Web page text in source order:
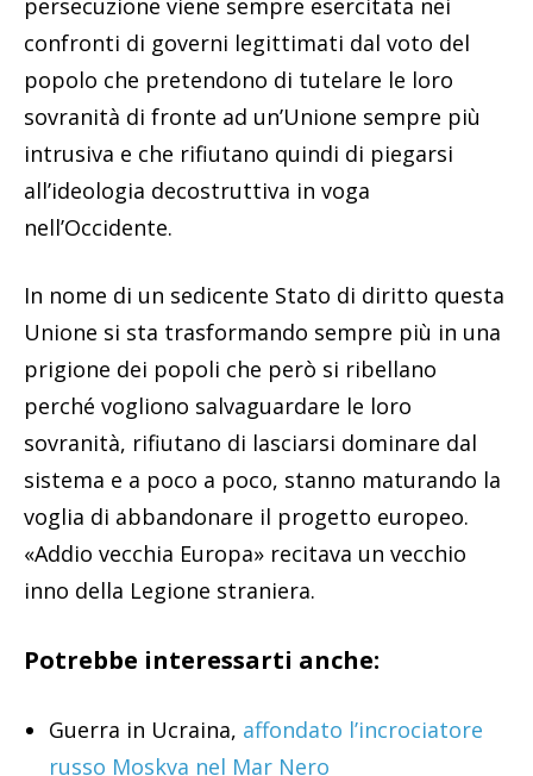
persecuzione viene sempre esercitata nei
confronti di governi legittimati dal voto del
popolo che pretendono di tutelare le loro
sovranità di fronte ad un’Unione sempre più
intrusiva e che rifiutano quindi di piegarsi
all’ideologia decostruttiva in voga
nell’Occidente.
In nome di un sedicente Stato di diritto questa
Unione si sta trasformando sempre più in una
prigione dei popoli che però si ribellano
perché vogliono salvaguardare le loro
sovranità, rifiutano di lasciarsi dominare dal
sistema e a poco a poco, stanno maturando la
voglia di abbandonare il progetto europeo.
«Addio vecchia Europa» recitava un vecchio
inno della Legione straniera.
Potrebbe interessarti anche:
Guerra in Ucraina, affondato l’incrociatore
russo Moskva nel Mar Nero